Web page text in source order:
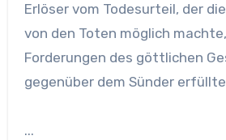
Erlöser vom Todesurteil, der
von den Toten möglich
Forderungen des göttlichen
gegenüber dem Sünder
...